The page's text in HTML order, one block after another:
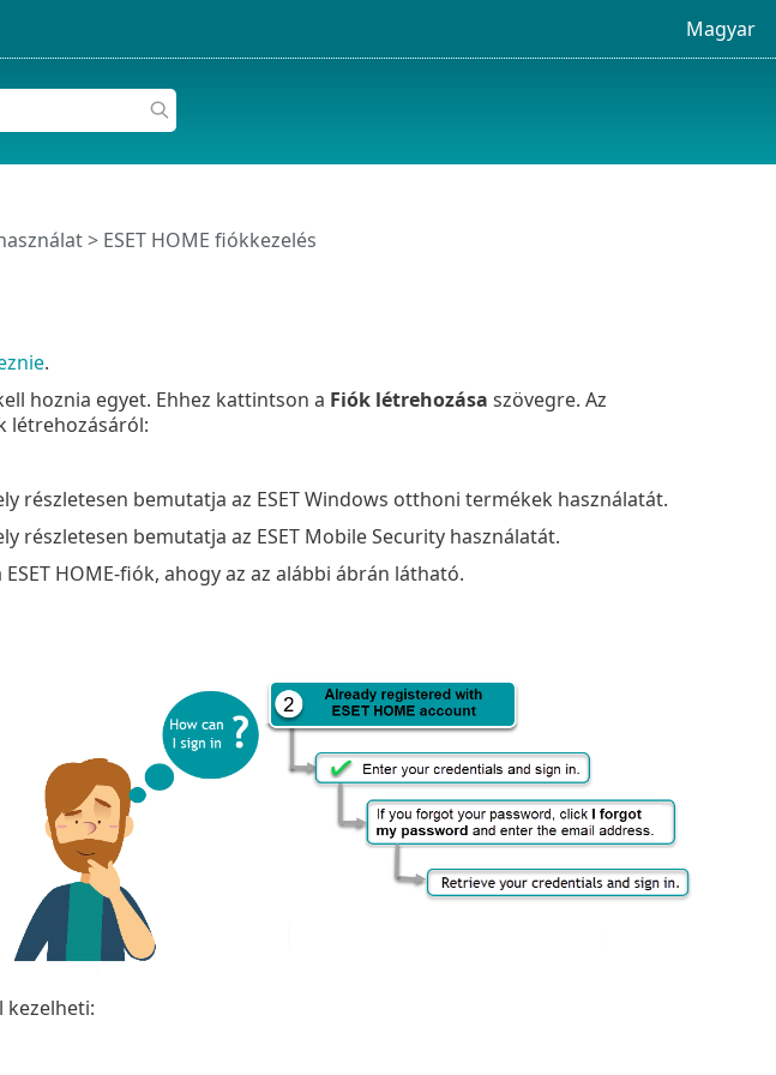
Magyar
> ESET HOME fiókkezelés
.
hoznia egyet. Ehhez kattintson a Fiók létrehozása szövegre. Az
létrehozásáról:
részletesen bemutatja az ESET Windows otthoni termékek használatát.
részletesen bemutatja az ESET Mobile Security használatát.
HOME-fiók, ahogy az az alábbi ábrán látható.
kezelheti: